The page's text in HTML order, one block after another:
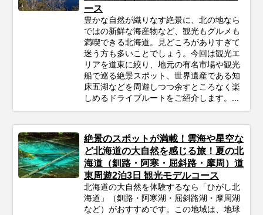
ース
豊かな自然が織りなす絶景に、北の地なら
ではの新鮮な海産物など、観光もグルメも
満喫できる北海道。見どころがありすぎて
迷う方も多いことでしょう。今回は観光エ
リアを道東に絞り、地元の有名市場や観光
船で巡る絶景スポット、世界遺産である知
床五湖などを周遊しつつ余すところなく楽
しめるドライブルートをご紹介します。...
絶景のスポットが満載！雲海や星空な
ど北海道の大自然を感じる旅！夏の北
海道（釧路・阿寒・屈斜路・摩周）道
東周遊2泊3日 観光モデルコース
北海道の大自然を体験するなら「ひがし北
海道」（釧路・阿寒湖・屈斜路湖・摩周湖
など）がおすすめです。この地域は、地球